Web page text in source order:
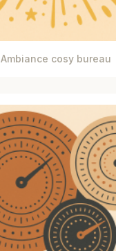
Ambiance cosy bureau